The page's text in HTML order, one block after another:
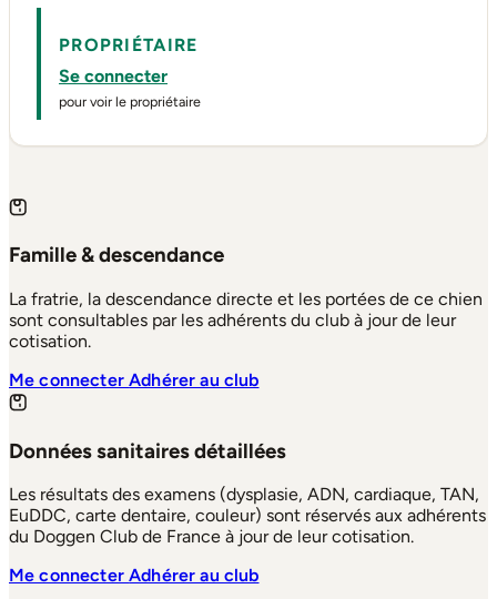
PROPRIÉTAIRE
Se connecter
pour voir le propriétaire
Famille & descendance
La fratrie, la descendance directe et les portées de ce chien
sont consultables par les adhérents du club à jour de leur
cotisation.
Me connecterAdhérer au club
Données sanitaires détaillées
Les résultats des examens (dysplasie, ADN, cardiaque, TAN,
EuDDC, carte dentaire, couleur) sont réservés aux adhérents
du Doggen Club de France à jour de leur cotisation.
Me connecterAdhérer au club